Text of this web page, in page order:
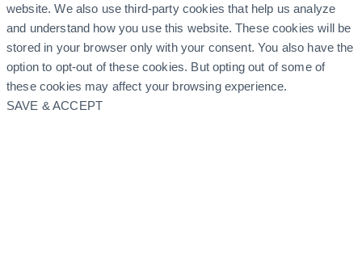
website. We also use third-party cookies that help us analyze
and understand how you use this website. These cookies will be
stored in your browser only with your consent. You also have the
option to opt-out of these cookies. But opting out of some of
these cookies may affect your browsing experience.
SAVE & ACCEPT